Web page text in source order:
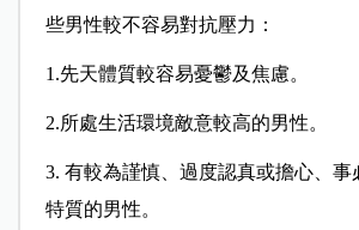
些男性較不容易對抗壓力：
1.先天體質較容易憂鬱及焦慮。
2.所處生活環境敵意較高的男性。
3. 有較為謹慎、過度認真或擔心、
特質的男性。